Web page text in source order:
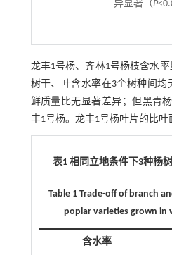
异显著（P
龙丰1号杨、齐林1号杨枝含水
树干、叶含水率在3个树种间均
鲜质量比无显著差异；但黑青
丰1号杨。龙丰1号杨叶片的比叶
表1 相同立地条件下3种杨
Table 1 Trade-off of branch
poplar varieties grown in
含水率